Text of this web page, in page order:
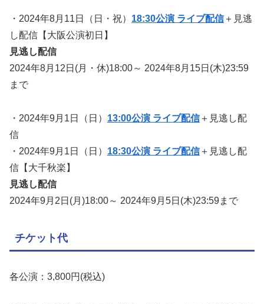
・2024年8月11日（日・祝） 18:30公演 ライブ配信＋見逃
し配信【大阪公演初日】
見逃し配信
2024年8月12日(月・休)18:00～ 2024年8月15日(木)23:59
まで
・2024年9月1日（日） 13:00公演 ライブ配信＋見逃し配
信
・2024年9月1日（日） 18:30公演 ライブ配信＋見逃し配
信【大千秋楽】
見逃し配信
2024年9月2日(月)18:00～ 2024年9月5日(木)23:59まで
チケット代
各公演：3,800円(税込)